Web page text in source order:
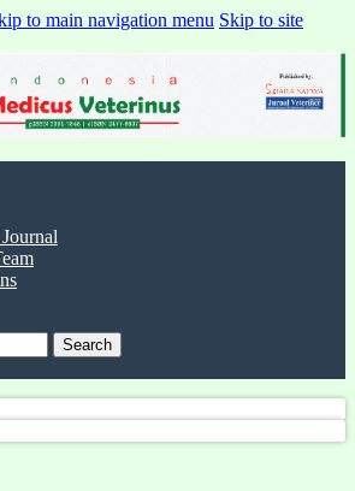
to main navigation menu Skip to site
Search